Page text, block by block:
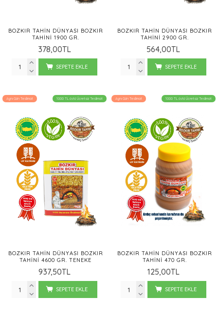
BOZKIR TAHIN DÜNYASI BOZKIR
TAHINI 1900 GR.
378,00TL
SEPETE EKLE
BOZKIR TAHIN DÜNYASI BOZKIR
TAHINI 2900 GR.
564,00TL
SEPETE EKLE
Aynı Gün Teslimat 1000 TL üstü Ücretsiz Teslimat
BOZKIR TAHIN DÜNYASI BOZKIR
TAHINI 4600 GR. TENEKE
937,50TL
SEPETE EKLE
Aynı Gün Teslimat 1000 TL üstü Ücretsiz Teslimat
BOZKIR TAHIN DÜNYASI BOZKIR
TAHINI 470 GR.
125,00TL
SEPETE EKLE